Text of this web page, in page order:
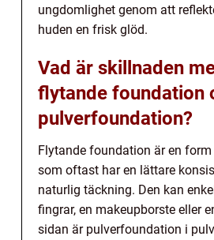
ungdomlighet genom att
huden en frisk glöd.
Vad är skillnaden
flytande foundation
pulverfoundation?
Flytande foundation är en
som oftast har en lättare
naturlig täckning. Den kan
fingrar, en makeupborste eller
sidan är pulverfoundation i